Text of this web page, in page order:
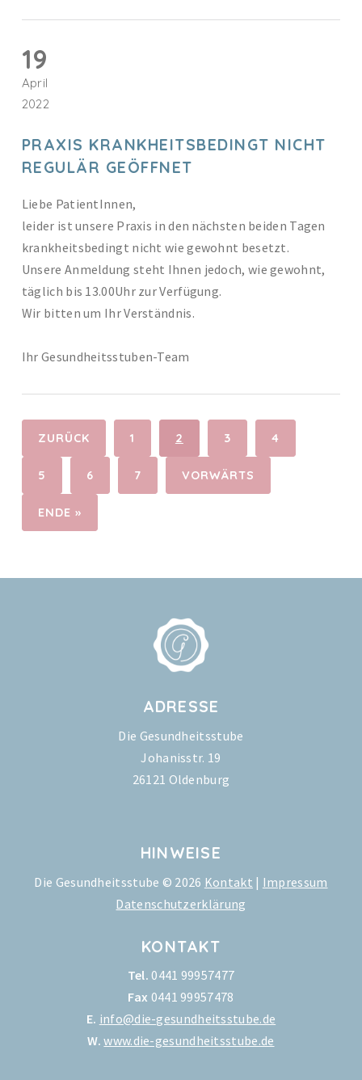
19
April
2022
PRAXIS KRANKHEITSBEDINGT NICHT
REGULÄR GEÖFFNET
Liebe PatientInnen,
leider ist unsere Praxis in den nächsten beiden Tagen
krankheitsbedingt nicht wie gewohnt besetzt.
Unsere Anmeldung steht Ihnen jedoch, wie gewohnt,
täglich bis 13.00Uhr zur Verfügung.
Wir bitten um Ihr Verständnis.
Ihr Gesundheitsstuben-Team
ZURÜCK 1 2 3 4
5 6 7 VORWÄRTS
ENDE »
ADRESSE
Die Gesundheitsstube
Johanisstr. 19
26121 Oldenburg
HINWEISE
Die Gesundheitsstube © 2026 Kontakt | Impressum
Datenschutzerklärung
KONTAKT
Tel. 0441 99957477
Fax 0441 99957478
E. info@die-gesundheitsstube.de
W. www.die-gesundheitsstube.de